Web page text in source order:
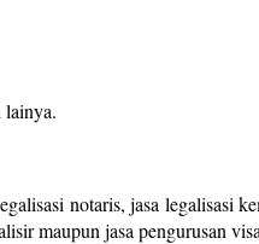
lainya.
notaris, jasa legalisasi
maupun jasa pengurusan